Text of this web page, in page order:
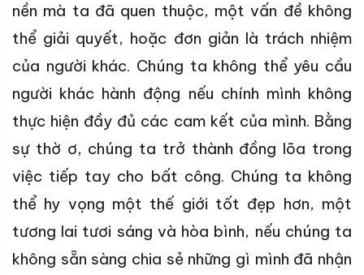
nền mà ta đã quen thuộc, một vấn đề không
thể giải quyết, hoặc đơn giản là trách nhiệm
của người khác. Chúng ta không thể yêu cầu
người khác hành động nếu chính mình không
thực hiện đầy đủ các cam kết của mình. Bằng
sự thờ ơ, chúng ta trở thành đồng lõa trong
việc tiếp tay cho bất công. Chúng ta không
thể hy vọng một thế giới tốt đẹp hơn, một
tương lai tươi sáng và hòa bình, nếu chúng ta
không sẵn sàng chia sẻ những gì mình đã nhận